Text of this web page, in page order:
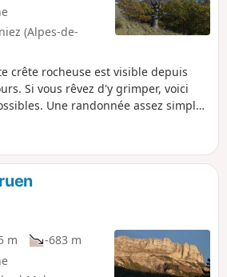
(Alpes-de-
crête rocheuse est visible depuis
Si vous rêvez d'y grimper, voici
Une randonnée assez simple
la Durance.
m
-683 m